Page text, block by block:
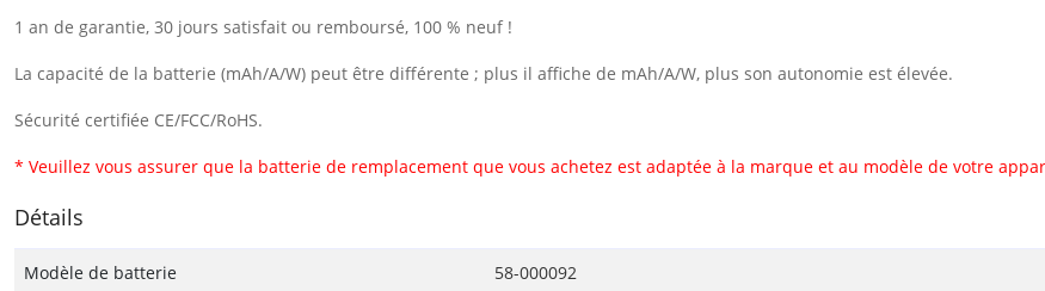
1 an de garantie, 30 jours satisfait ou remboursé, 100 % neuf !
La capacité de la batterie (mAh/A/W) peut être différente ; plus il affiche de mAh/A/W, plus son autonomie est élevée.
Sécurité certifiée CE/FCC/RoHS.
* Veuillez vous assurer que la batterie de remplacement que vous achetez est adaptée à la marque et au modèle de votre
Détails
Modèle de batterie 58-000092